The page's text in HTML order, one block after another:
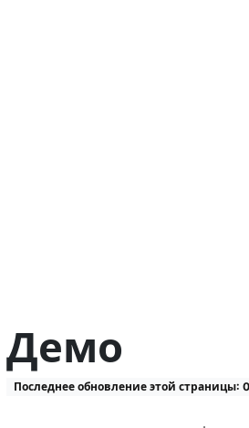
Демо
Последнее обновление этой страницы: